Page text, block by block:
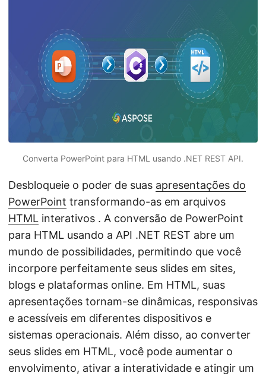
Converta PowerPoint para HTML usando .NET REST API.
Desbloqueie o poder de suas apresentações do
PowerPoint transformando-as em arquivos
HTML interativos . A conversão de PowerPoint
para HTML usando a API .NET REST abre um
mundo de possibilidades, permitindo que você
incorpore perfeitamente seus slides em sites,
blogs e plataformas online. Em HTML, suas
apresentações tornam-se dinâmicas, responsivas
e acessíveis em diferentes dispositivos e
sistemas operacionais. Além disso, ao converter
seus slides em HTML, você pode aumentar o
envolvimento, ativar a interatividade e atingir um